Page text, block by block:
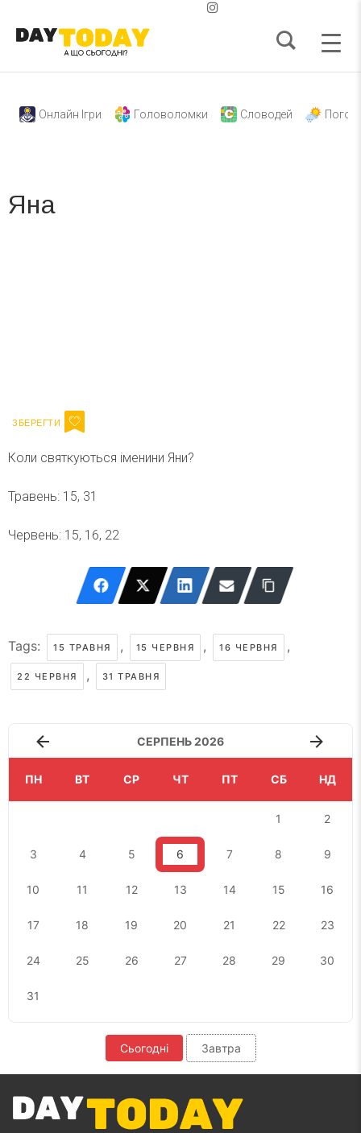
Онлайн Ігри Головоломки Словодей
Яна
Коли святкуються іменини Яни?
Травень: 15, 31
Червень: 15, 16, 22
Tags: 15 ТРАВНЯ , 15 ЧЕРВНЯ , 16 ЧЕРВНЯ ,
22 ЧЕРВНЯ , 31 ТРАВНЯ
СЕРПЕНЬ 2026
ПН ВТ СР ЧТ ПТ СБ НД
1 2
3 4 5 6 7 8 9
10 11 12 13 14 15 16
17 18 19 20 21 22 23
24 25 26 27 28 29 30
31
Сьогодні Завтра